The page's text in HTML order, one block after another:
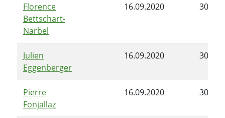
Florence
Bettschart-
Narbel
16.09.2020
Julien
Eggenberger
16.09.2020
Pierre
Fonjallaz
16.09.2020